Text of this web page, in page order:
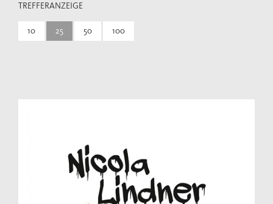
TREFFERANZEIGE
10 25 50 100